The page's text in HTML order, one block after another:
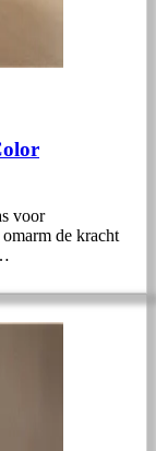
voor
de kracht